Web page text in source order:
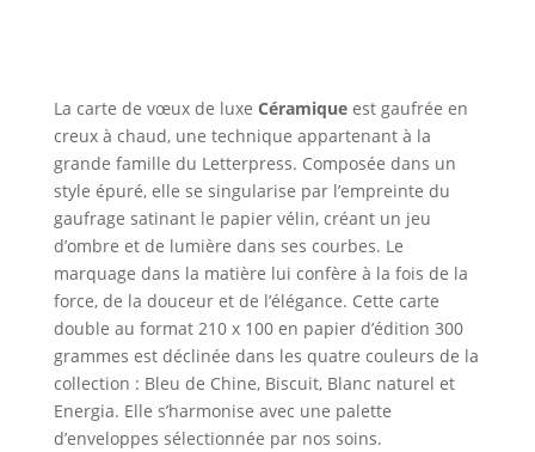
La carte de vœux de luxe Céramiqueest gaufrée en
creux à chaud, une technique appartenant à la
grande famille du Letterpress. Composée dans un
style épuré, elle se singularise par l’empreinte du
gaufrage satinant le papier vélin, créant un jeu
d’ombre et de lumière dans ses courbes. Le
marquage dans la matière lui confère à la fois de la
force, de la douceur et de l’élégance. Cette carte
double au format 210 x 100 en papier d’édition 300
grammes est déclinée dans les quatre couleurs de la
collection : Bleu de Chine, Biscuit, Blanc naturel et
Energia. Elle s’harmonise avec une palette
d’enveloppes sélectionnée par nos soins.